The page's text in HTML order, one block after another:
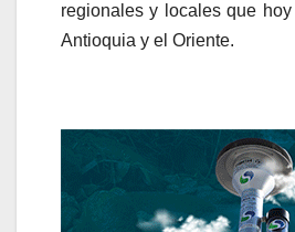
regionales y locales que
Antioquia y el Oriente.